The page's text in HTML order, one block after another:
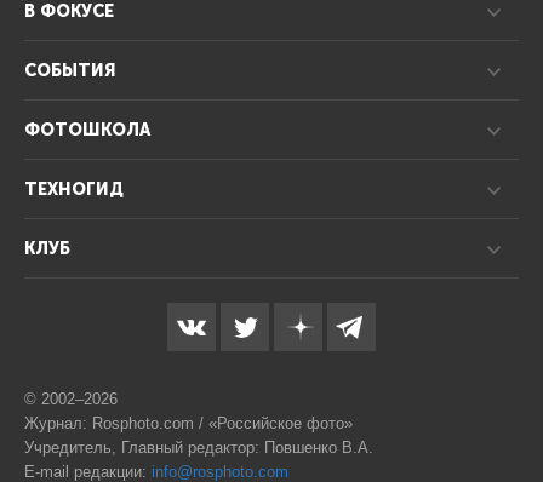
В ФОКУСЕ
СОБЫТИЯ
ФОТОШКОЛА
ТЕХНОГИД
КЛУБ
© 2002–2026
Журнал: Rosphoto.com / «Российское фото»
Учредитель, Главный редактор: Повшенко В.А.
E-mail редакции: info@rosphoto.com